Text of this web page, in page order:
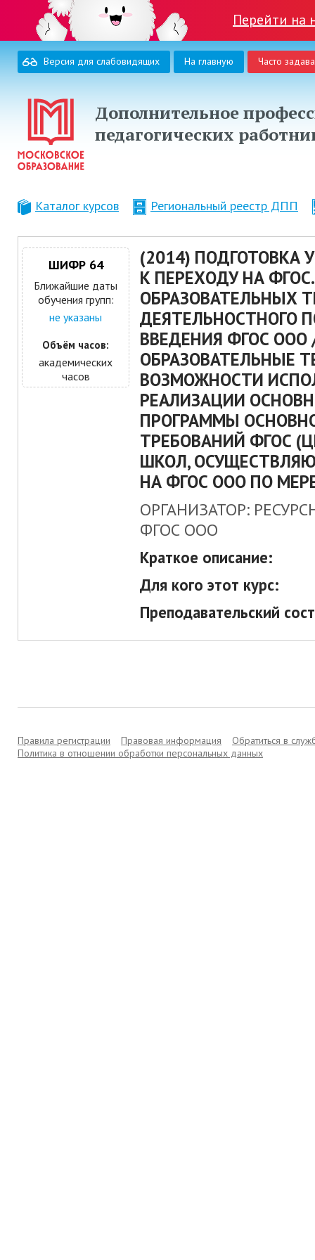
Перейти на
Версия для слабовидящих На главную Часто
Дополнительное
педагогических
Каталог курсов Региональный реестр ДПП
ШИФР 64
Ближайшие даты
обучения групп:
не указаны
Объём часов:
академических
часов
(2014) ПОДГОТОВКА
К ПЕРЕХОДУ НА
ОБРАЗОВАТЕЛЬНЫХ
ДЕЯТЕЛЬНОСТНОГО
ВВЕДЕНИЯ ФГОС
ОБРАЗОВАТЕЛЬНЫЕ
ВОЗМОЖНОСТИ
РЕАЛИЗАЦИИ
ПРОГРАММЫ
ТРЕБОВАНИЙ ФГОС
ШКОЛ,
НА ФГОС ООО ПО
ОРГАНИЗАТОР:
ФГОС ООО
Краткое описание:
Для кого этот курс:
Преподавательский
Правила регистрации Правовая информация
Обратиться в
Политика в отношении обработки персональных данных